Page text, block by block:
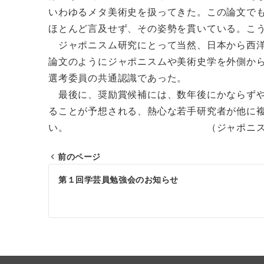
いわゆるメタ美術史を扱ってきた。この論文で
ほとんど言及せず、その姿勢を貫いている。こ
ジャポニスム研究にとって当然、日本から西
論文のようにジャポニスムや美術史学を外側か
選考委員の共通認識であった。
最後に、奨励賞候補には、数年後にかならず
ることが予想される、熱心な若手研究者が他に
い。 （ジャポニスム学会奨
投
ゲ
前のページ
第１回学芸員勉強会のお知らせ